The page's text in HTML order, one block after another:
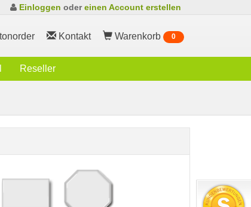
Einloggen odereinen Account erstellen
Kontakt Warenkorb 0
Reseller